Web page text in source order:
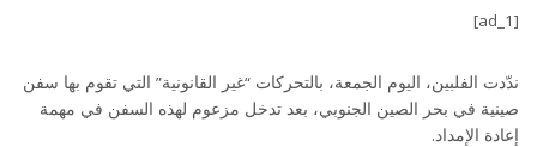
[ad_1]
ندّدت الفلبين، اليوم الجمعة، بالتحركات “غير القانونية” التي تقوم بها سفن
صينية في بحر الصين الجنوبي، بعد تدخل مزعوم لهذه السفن في مهمة
إعادة الإمداد.